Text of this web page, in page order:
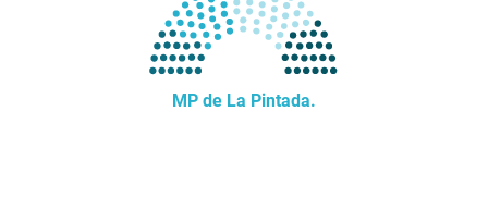
MP de La Pintada.